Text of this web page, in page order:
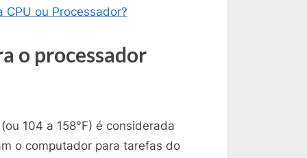
CPU ou Processador?
o processador
104 a 158°F) é considerada
o computador para tarefas do